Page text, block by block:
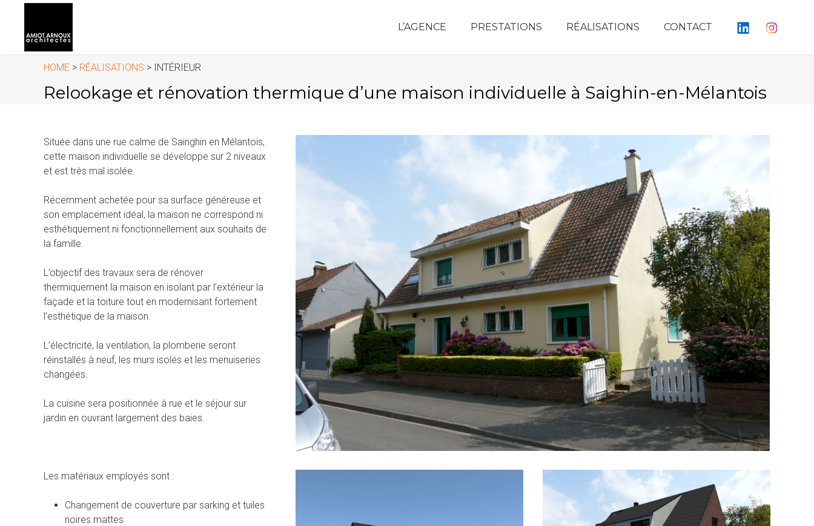
L’AGENCE PRESTATIONS RÉALISATIONS CONTACT
HOME > RÉALISATIONS > INTÉRIEUR
Relookage et rénovation thermique d’une maison individuelle à Saighin-en-Mélantois
Située dans une rue calme de Sainghin en Mélantois,
cette maison individuelle se développe sur 2 niveaux
et est très mal isolée.
Récemment achetée pour sa surface généreuse et
son emplacement idéal, la maison ne correspond ni
esthétiquement ni fonctionnellement aux souhaits de
la famille.
L’objectif des travaux sera de rénover
thermiquement la maison en isolant par l’extérieur la
façade et la toiture tout en modernisant fortement
l’esthétique de la maison.
L’électricité, la ventilation, la plomberie seront
réinstallés à neuf, les murs isolés et les menuiseries
changées.
La cuisine sera positionnée à rue et le séjour sur
jardin en ouvrant largement des baies.
Les matériaux employés sont :
Changement de couverture par sarking et tuiles
noires mattes